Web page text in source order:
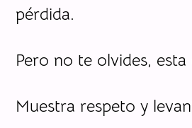
pérdida.
Pero no te olvides, esta
Muestra respeto y